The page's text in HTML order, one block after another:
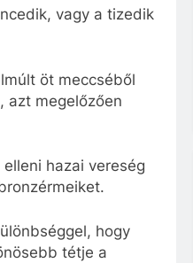
vagy a tizedik
öt meccséből
azt megelőzően
hazai vereség
hogy
tétje a